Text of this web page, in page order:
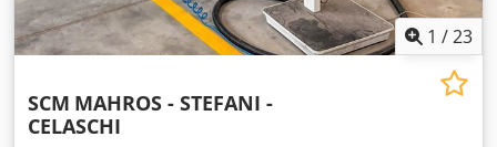
1 /23
SCM MAHROS - STEFANI -
CELASCHI